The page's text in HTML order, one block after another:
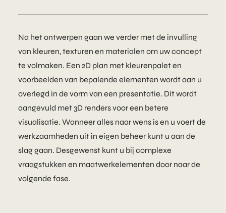
Na het ontwerpen gaan we verder met de invulling
van kleuren, texturen en materialen om uw concept
te volmaken. Een 2D plan met kleurenpalet en
voorbeelden van bepalende elementen wordt aan u
overlegd in de vorm van een presentatie. Dit wordt
aangevuld met 3D renders voor een betere
visualisatie. Wanneer alles naar wens is en u voert de
werkzaamheden uit in eigen beheer kunt u aan de
slag gaan. Desgewenst kunt u bij complexe
vraagstukken en maatwerkelementen door naar de
volgende fase.